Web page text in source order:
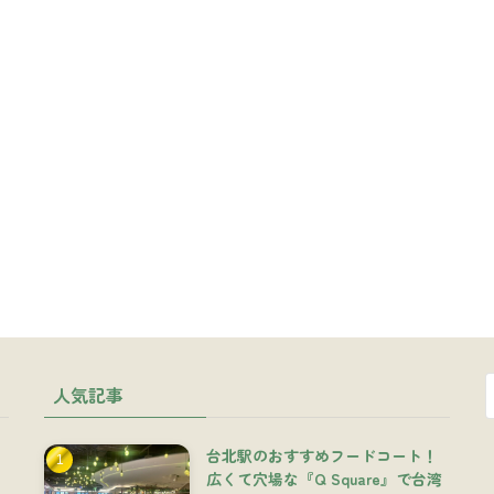
人気記事
台北駅のおすすめフードコート！
広くて穴場な『Q Square』で台湾